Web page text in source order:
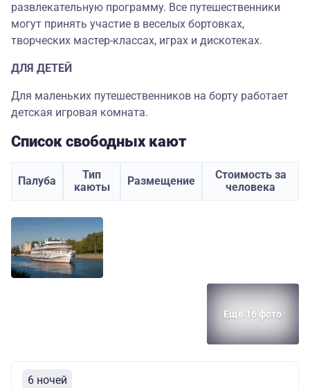
развлекательную программу. Все путешественники
могут принять участие в веселых бортовках,
творческих мастер-классах, играх и дискотеках.
ДЛЯ ДЕТЕЙ
Для маленьких путешественников на борту работает
детская игровая комната.
Список свободных кают
Палуба
Тип
каюты
Размещение
Стоимость за
человека
Еще 16 фото
6 ночей